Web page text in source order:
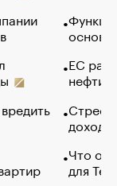
основ
ЕС
нефти
Что
для